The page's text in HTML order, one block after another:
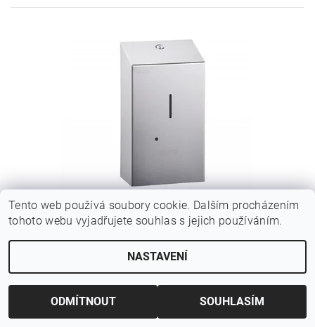
DÁVKOVAČ PĚNOVÉHO MÝDLA STELLA AUTOMAT,
NEREZ MAT
Tento web používá soubory cookie. Dalším procházením
tohoto webu vyjadřujete souhlas s jejich používáním.
NASTAVENÍ
ODMÍTNOUT SOUHLASÍM